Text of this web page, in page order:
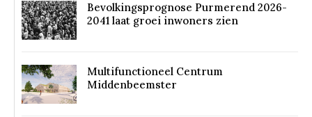
Bevolkingsprognose Purmerend 2026-
2041 laat groei inwoners zien
Multifunctioneel Centrum
Middenbeemster